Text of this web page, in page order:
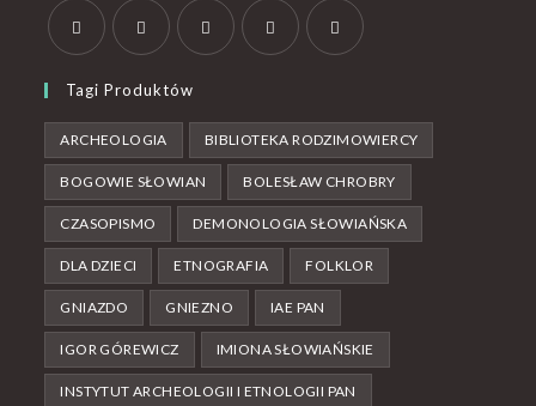
Tagi Produktów
ARCHEOLOGIA BIBLIOTEKA RODZIMOWIERCY
BOGOWIE SŁOWIAN BOLESŁAW CHROBRY
CZASOPISMO DEMONOLOGIA SŁOWIAŃSKA
DLA DZIECI ETNOGRAFIA FOLKLOR
GNIAZDO GNIEZNO IAE PAN
IGOR GÓREWICZ IMIONA SŁOWIAŃSKIE
INSTYTUT ARCHEOLOGII I ETNOLOGII PAN